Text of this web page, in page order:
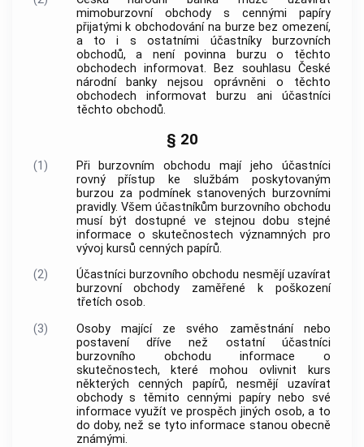
mimoburzovní obchody s cennými papíry
přijatými k obchodování na burze bez omezení,
a to i s ostatními účastníky
burzovních
obchodů, a není povinna burzu o těchto
obchodech informovat. Bez souhlasu České
národní banky nejsou oprávněni o těchto
obchodech informovat burzu ani účastníci
těchto obchodů.
§ 20
(1) Při burzovním obchodu mají jeho účastníci
rovný přístup ke službám poskytovaným
burzou za podmínek stanovených burzovními
pravidly. Všem účastníkům burzovního obchodu
musí být dostupné ve stejnou dobu stejné
informace o skutečnostech významných pro
vývoj kursů cenných papírů.
(2)
Účastníci burzovního obchodu nesmějí uzavírat
burzovní obchody zaměřené k poškození
třetích osob.
(3)
Osoby mající ze svého zaměstnání nebo
postavení dříve než ostatní účastníci
burzovního obchodu informace o
skutečnostech, které mohou ovlivnit kurs
některýchcenných papírů, nesmějí uzavírat
obchody s těmitocennými papíry nebo své
informace využít ve prospěch jiných osob, a to
do doby, než se tyto informace stanou obecně
známými.